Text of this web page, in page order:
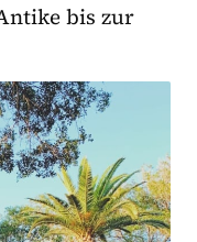
bis zur